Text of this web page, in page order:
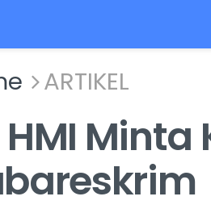
ARTIKEL
HMI